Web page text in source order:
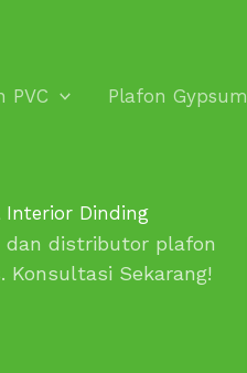
PVC
Plafon Gypsum
Interior Dinding
dan distributor plafon
Konsultasi Sekarang!